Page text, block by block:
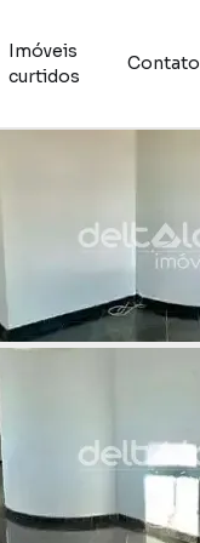
Imóveis
curtidos
Contato